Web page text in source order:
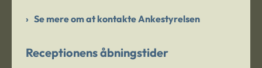
Se mere om at kontakte Ankestyrelsen
Receptionens åbningstider